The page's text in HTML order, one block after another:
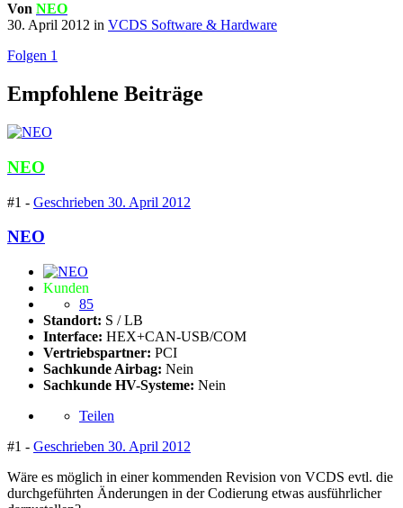
Von NEO
30. April 2012 in VCDS Software & Hardware
Folgen 1
Empfohlene Beiträge
NEO
#1 - Geschrieben 30. April 2012
NEO
Kunden
85
Standort: S / LB
Interface: HEX+CAN-USB/COM
Vertriebspartner: PCI
Sachkunde Airbag: Nein
Sachkunde HV-Systeme: Nein
Teilen
#1 - Geschrieben 30. April 2012
Wäre es möglich in einer kommenden Revision von VCDS evtl. die
durchgeführten Änderungen in der Codierung etwas ausführlicher